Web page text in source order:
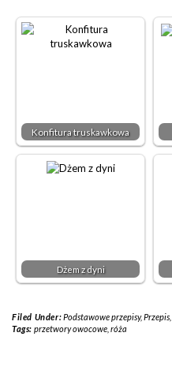
Konfitura truskawkowa
Dżem z dyni
Filed Under:Podstawowe przepisy,Przepis,
Tags: przetwory owocowe, róża